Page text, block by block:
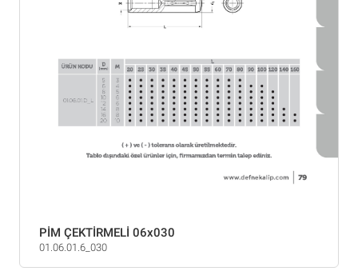
PİM ÇEKTİRMELİ 06x030
01.06.01.6_030